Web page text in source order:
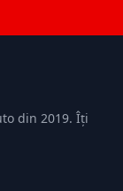
din 2019. Îți